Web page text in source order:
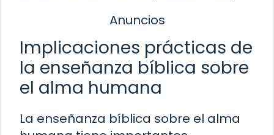
Anuncios
Implicaciones prácticas de
la enseñanza bíblica sobre
el alma humana
La enseñanza bíblica sobre el alma